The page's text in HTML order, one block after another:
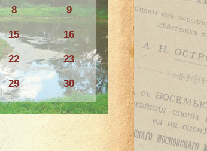
8 9
15 16
22 23
29 30